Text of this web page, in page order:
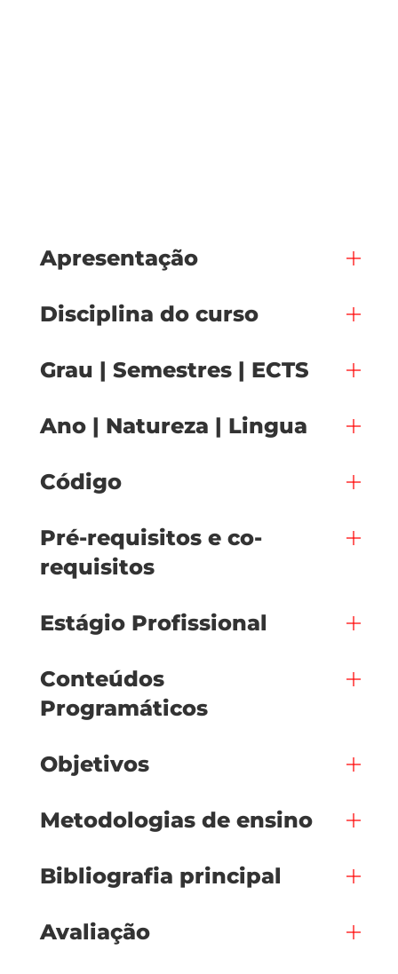
Apresentação
Disciplina do curso
Grau | Semestres | ECTS
Ano | Natureza | Lingua
Código
Pré-requisitos e co-
requisitos
Estágio Profissional
Conteúdos
Programáticos
Objetivos
Metodologias de ensino
Bibliografia principal
Avaliação